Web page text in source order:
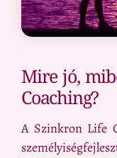
Mire jó,
Coaching?
A Szinkron Life